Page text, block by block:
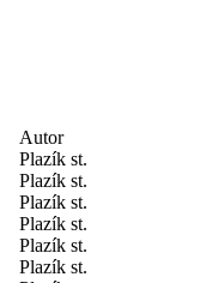
Autor
Plazík st.
Plazík st.
Plazík st.
Plazík st.
Plazík st.
Plazík st.